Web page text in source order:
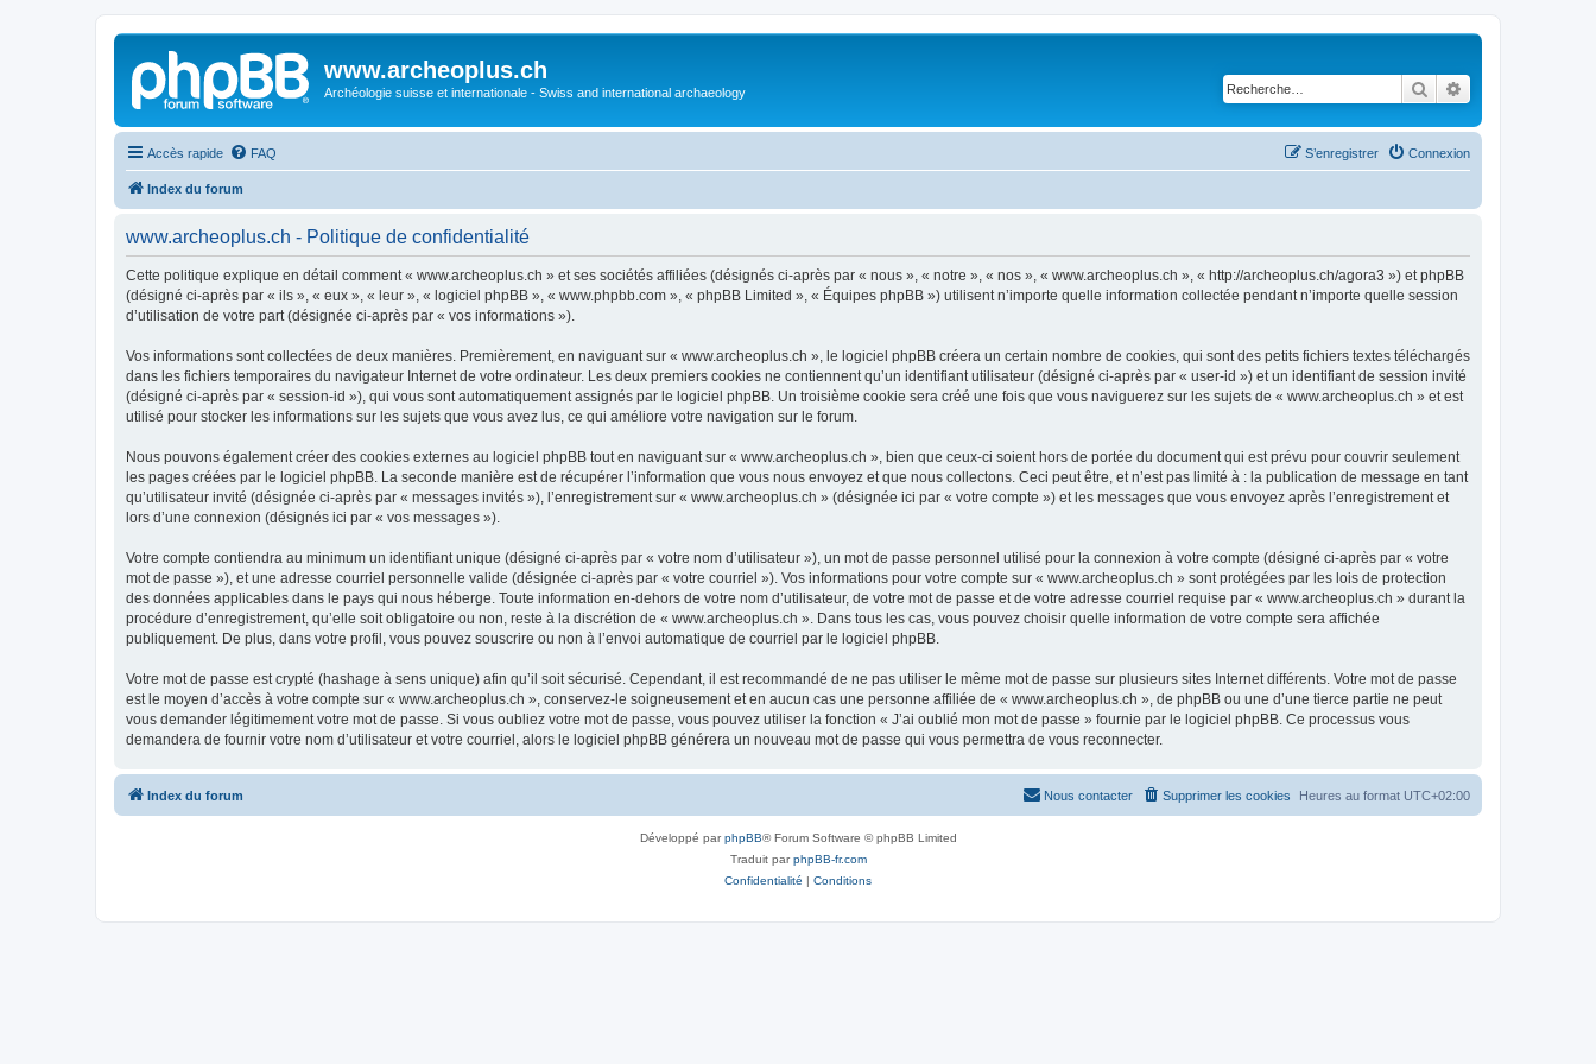
www.archeoplus.ch
Archéologie suisse et internationale - Swiss and international archaeology Rechercher
Accès rapide FAQ Connexion
S’enregistrer
Index du forum
www.archeoplus.ch - Politique de confidentialité
Cette politique explique en détail comment « www.archeoplus.ch » et ses sociétés affiliées (désignés ci-après par « nous », « notre », « nos », « www.archeoplus.ch », « http://archeoplus.ch/agora3 ») et phpBB
(désigné ci-après par « ils », « eux », « leur », « logiciel phpBB », « www.phpbb.com », « phpBB Limited », « Équipes phpBB ») utilisent n’importe quelle information collectée pendant n’importe quelle session
d’utilisation de votre part (désignée ci-après par « vos informations »).
Vos informations sont collectées de deux manières. Premièrement, en naviguant sur « www.archeoplus.ch », le logiciel phpBB créera un certain nombre de cookies, qui sont des petits fichiers textes téléchargés
dans les fichiers temporaires du navigateur Internet de votre ordinateur. Les deux premiers cookies ne contiennent qu’un identifiant utilisateur (désigné ci-après par « user-id ») et un identifiant de session invité
(désigné ci-après par « session-id »), qui vous sont automatiquement assignés par le logiciel phpBB. Un troisième cookie sera créé une fois que vous naviguerez sur les sujets de « www.archeoplus.ch » et est
utilisé pour stocker les informations sur les sujets que vous avez lus, ce qui améliore votre navigation sur le forum.
Nous pouvons également créer des cookies externes au logiciel phpBB tout en naviguant sur « www.archeoplus.ch », bien que ceux-ci soient hors de portée du document qui est prévu pour couvrir seulement
les pages créées par le logiciel phpBB. La seconde manière est de récupérer l’information que vous nous envoyez et que nous collectons. Ceci peut être, et n’est pas limité à : la publication de message en tant
qu’utilisateur invité (désignée ci-après par « messages invités »), l’enregistrement sur « www.archeoplus.ch » (désignée ici par « votre compte ») et les messages que vous envoyez après l’enregistrement et
lors d’une connexion (désignés ici par « vos messages »).
Votre compte contiendra au minimum un identifiant unique (désigné ci-après par « votre nom d’utilisateur »), un mot de passe personnel utilisé pour la connexion à votre compte (désigné ci-après par « votre
mot de passe »), et une adresse courriel personnelle valide (désignée ci-après par « votre courriel »). Vos informations pour votre compte sur « www.archeoplus.ch » sont protégées par les lois de protection
des données applicables dans le pays qui nous héberge. Toute information en-dehors de votre nom d’utilisateur, de votre mot de passe et de votre adresse courriel requise par « www.archeoplus.ch » durant la
procédure d’enregistrement, qu’elle soit obligatoire ou non, reste à la discrétion de « www.archeoplus.ch ». Dans tous les cas, vous pouvez choisir quelle information de votre compte sera affichée
publiquement. De plus, dans votre profil, vous pouvez souscrire ou non à l’envoi automatique de courriel par le logiciel phpBB.
Votre mot de passe est crypté (hashage à sens unique) afin qu’il soit sécurisé. Cependant, il est recommandé de ne pas utiliser le même mot de passe sur plusieurs sites Internet différents. Votre mot de passe
est le moyen d’accès à votre compte sur « www.archeoplus.ch », conservez-le soigneusement et en aucun cas une personne affiliée de « www.archeoplus.ch », de phpBB ou une d’une tierce partie ne peut
vous demander légitimement votre mot de passe. Si vous oubliez votre mot de passe, vous pouvez utiliser la fonction « J’ai oublié mon mot de passe » fournie par le logiciel phpBB. Ce processus vous
demandera de fournir votre nom d’utilisateur et votre courriel, alors le logiciel phpBB générera un nouveau mot de passe qui vous permettra de vous reconnecter.
Index du forum Heures au format UTC+02:00
Supprimer les cookies
Nous contacter
Développé parphpBB® Forum Software © phpBB Limited
Traduit parphpBB-fr.com
Confidentialité | Conditions